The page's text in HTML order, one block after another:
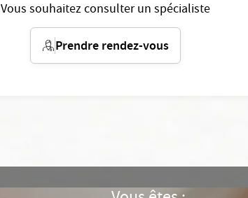
Vous souhaitez consulter un spécialiste
Prendre rendez-vous